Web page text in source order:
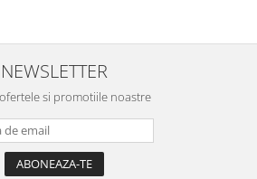
NEWSLETTER
si promotiile noastre